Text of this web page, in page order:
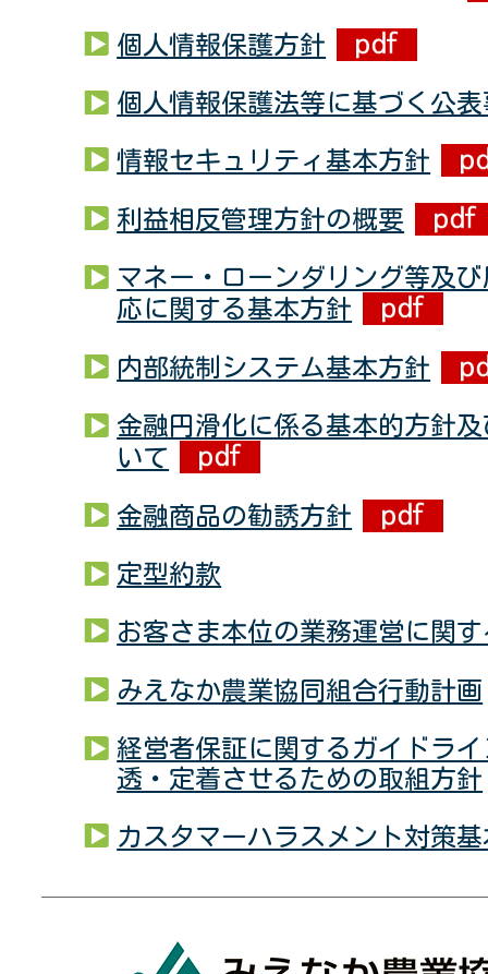
個人情報保護方針
個人情報保護法等に基づく公
情報セキュリティ基本方針
利益相反管理方針の概要
マネー・ローンダリング等及
応に関する基本方針
内部統制システム基本方針
金融円滑化に係る基本的方針
いて
金融商品の勧誘方針
定型約款
お客さま本位の業務運営に関
みえなか農業協同組合行動計画
経営者保証に関するガイドラ
透・定着させるための取組方針
カスタマーハラスメント対策